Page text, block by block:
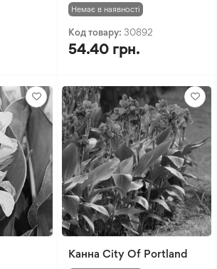
Немає в наявності
Код товару: 30892
54.40 грн.
Канна City Of Portland